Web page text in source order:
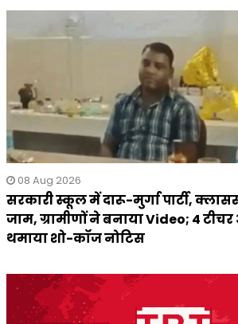
08 Aug 2026
सरकारी स्कूल में दारू-मुर्गा पार्टी,
जाम, ग्रामीणों ने बनाया Video; 4
थमाया शो-कॉज नोटिस